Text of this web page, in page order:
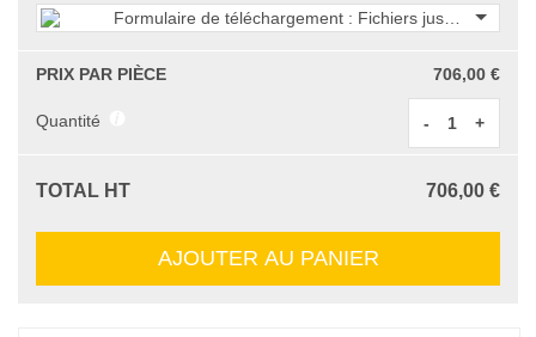
Formulaire de téléchargement : Fichiers jusqu'à 750
PRIX PAR PIÈCE 706,00 €
Quantité - +
TOTAL HT 706,00 €
AJOUTER AU PANIER